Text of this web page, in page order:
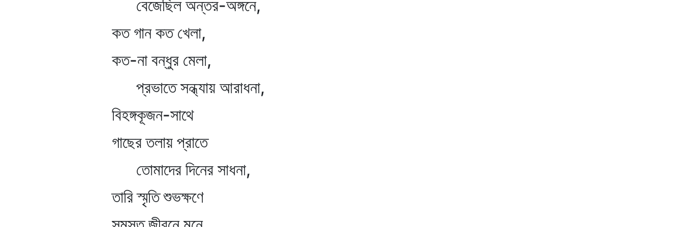
বেজেছিল অন্তর-অঙ্গনে,
কত গান কত খেলা,
কত-না বন্ধুর মেলা,
প্রভাতে সন্ধ্যায় আরাধনা,
বিহঙ্গকূজন-সাথে
গাছের তলায় প্রাতে
তোমাদের দিনের সাধনা,
তারি স্মৃতি শুভক্ষণে